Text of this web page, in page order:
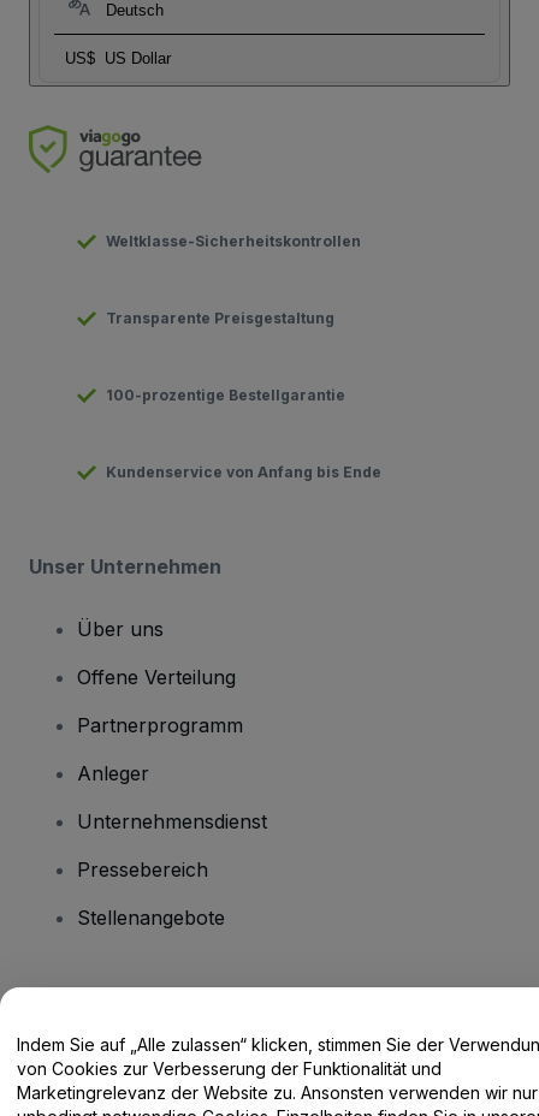
Deutsch
US$ US Dollar
Weltklasse-Sicherheitskontrollen
Transparente Preisgestaltung
100-prozentige Bestellgarantie
Kundenservice von Anfang bis Ende
Unser Unternehmen
Über uns
Offene Verteilung
Partnerprogramm
Anleger
Unternehmensdienst
Pressebereich
Stellenangebote
Hilfe-Center / Kontakt
Indem Sie auf „Alle zulassen“ klicken, stimmen Sie der
von Cookies zur Verbesserung der Funktionalität und
Marketingrelevanz der Website zu. Ansonsten verwenden wir nur